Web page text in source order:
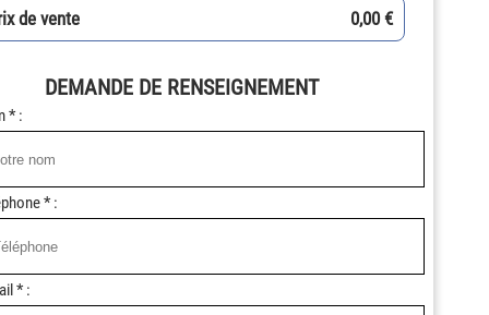
de vente 0,00 €
DEMANDE DE RENSEIGNEMENT
* :
* :
* :